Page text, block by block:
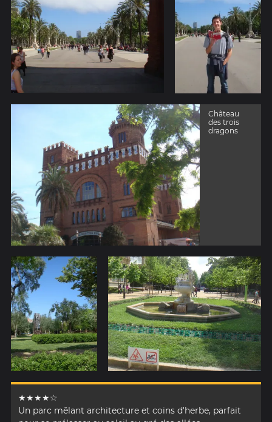
Château
des trois
dragons
★★★★☆
Un parc mêlant architecture et coins d'herbe, parfait